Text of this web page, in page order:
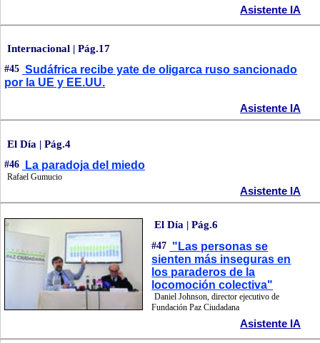
Asistente IA
Internacional | Pág.17
#45 Sudáfrica recibe yate de oligarca ruso sancionado
por la UE y EE.UU.
Asistente IA
El Día | Pág.4
#46 La paradoja del miedo
Rafael Gumucio
Asistente IA
El Día | Pág.6
#47 "Las personas se
sienten más inseguras en
los paraderos de la
locomoción colectiva"
Daniel Johnson, director ejecutivo de
Fundación Paz Ciudadana
Asistente IA